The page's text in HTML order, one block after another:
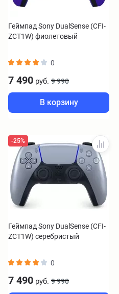
Геймпад Sony DualSense (CFI-
ZCT1W) фиолетовый
0
7 490 руб. 9 990
В корзину
-25%
Геймпад Sony DualSense (CFI-
ZCT1W) серебристый
0
7 490 руб. 9 990